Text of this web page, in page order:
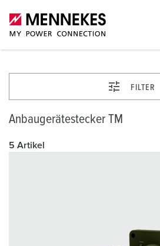
FILTER
Anbaugerätestecker TM
5 Artikel